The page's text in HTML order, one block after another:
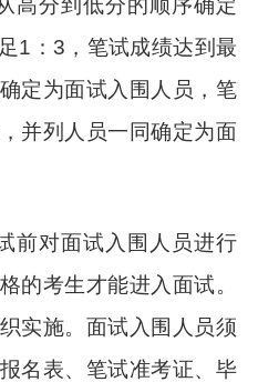
高分到低分的顺序确定
1：3，笔试成绩达到最
定为面试入围人员，笔
并列人员一同确定为面
前对面试入围人员进行
的考生才能进入面试。
实施。面试入围人员须
名表、笔试准考证、毕